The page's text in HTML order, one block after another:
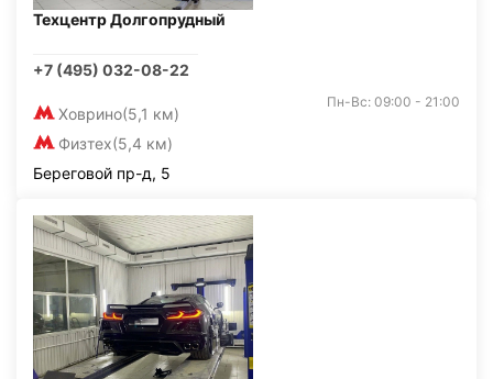
Техцентр Долгопрудный
+7 (495) 032-08-22
Ховрино(5,1 км)
Физтех(5,4 км)
Пн-Вс: 09:00 - 21:00
Береговой пр-д, 5